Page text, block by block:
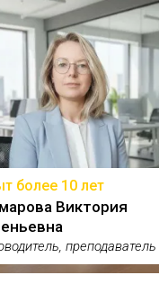
более 10 лет
Виктория
преподаватель